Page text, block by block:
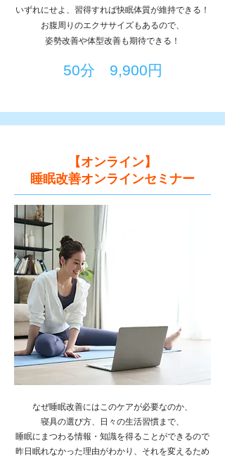
いずれにせよ、習得すれば快眠体質が維持できる！
お腹周りのエクササイズもあるので、
​姿勢改善や体型改善も期待できる！
​50分 9,900円
​【オンライン】
​睡眠改善オンラインセミナー
なぜ睡眠改善にはこのケアが必要なのか、
寝具の選び方、日々の生活習慣まで、
睡眠にまつわる情報・知識を得ることができるので
昨日眠れなかった理由がわかり、それを変えるため